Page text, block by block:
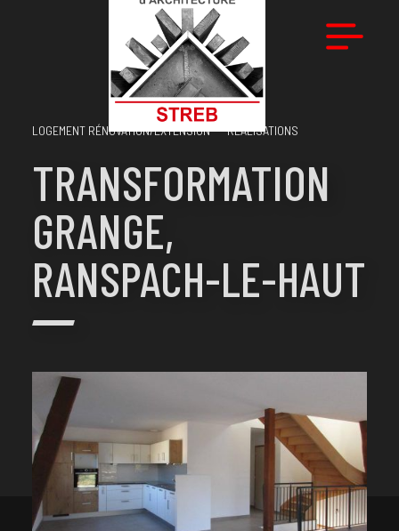
ARCHITECTE
STREB
LOGEMENT RÉNOVATION/EXTENSION REALISATIONS
TRANSFORMATION
GRANGE,
RANSPACH-LE-HAUT